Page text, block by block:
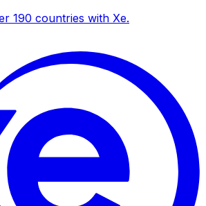
190 countries with Xe.